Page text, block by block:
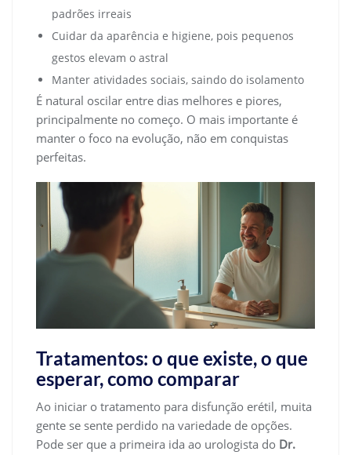
padrões irreais
Cuidar da aparência e higiene, pois pequenos
gestos elevam o astral
Manter atividades sociais, saindo do isolamento
É natural oscilar entre dias melhores e piores,
principalmente no começo. O mais importante é
manter o foco na evolução, não em conquistas
perfeitas.
Tratamentos: o que existe, o que
esperar, como comparar
Ao iniciar o tratamento para disfunção erétil, muita
gente se sente perdido na variedade de opções.
Pode ser que a primeira ida ao urologista do Dr.